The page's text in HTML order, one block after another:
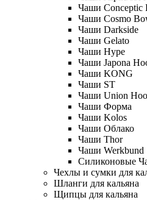
Чаши Conceptic
Чаши Cosmo
Чаши Darkside
Чаши Gelato
Чаши Hype
Чаши Japona
Чаши KONG
Чаши ST
Чаши Union
Чаши Форма
Чаши Kolos
Чаши Облако
Чаши Thor
Чаши Werkbund
Силиконовые
Чехлы и сумки для
Шланги для кальяна
Щипцы для кальяна